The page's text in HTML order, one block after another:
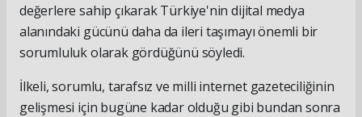
değerlere sahip çıkarak Türkiye'nin dijital medya
alanındaki gücünü daha da ileri taşımayı önemli bir
sorumluluk olarak gördüğünü söyledi.
İlkeli, sorumlu, tarafsız ve milli internet gazeteciliğinin
gelişmesi için bugüne kadar olduğu gibi bundan sonra